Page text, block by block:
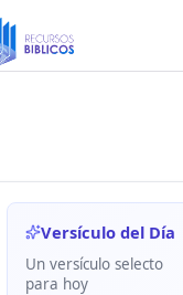
Versículo del Día
Un versículo selecto
para hoy